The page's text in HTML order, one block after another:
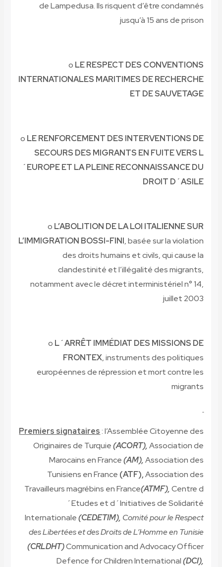
de Lampedusa. Ils risquent d’être condamnés
jusqu’à 15 ans de prison
o LE RESPECT DES CONVENTIONS
INTERNATIONALES MARITIMES DE RECHERCHE
ET DE SAUVETAGE
o LE RENFORCEMENT DES INTERVENTIONS DE
SECOURS DES MIGRANTS EN FUITE VERS L
´EUROPE ET LAPLEINE RECONNAISSANCE DU
DROIT D´ASILE
o L’ABOLITION DE LA LOI ITALIENNE SUR
L’IMMIGRATION BOSSI-FINI, basée sur la violation
des droits humains et civils, qui cause la
clandestinité et l’illégalité des migrants,
notamment avec le décret interministériel n° 14,
juillet 2003
o L´ARRÊT IMMÉDIAT DES MISSIONS DE
FRONTEX, instruments des politiques
européennes de répression et mort contre les
migrants
Premiers signataires : l’Assemblée Citoyenne des
Originaires de Turquie(ACORT),Association de
Marocains en France(AM),Association des
Tunisiens en France (ATF),Association des
Travailleurs magrébins en France(ATMF),Centre d
´Etudes et d´Initiatives de Solidarité
Internationale(CEDETIM), Comité pour le Respect
des Libertées et des Droits de L’Homme en Tunisie
(CRLDHT)Communication and Advocacy Officer
Defence for Children International(DCI),